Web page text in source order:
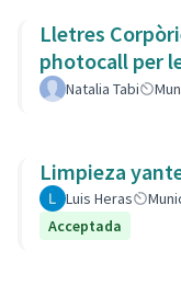
Lletres
photocall per
Natalia Tabi
Limpieza
Luis Heras
Acceptada